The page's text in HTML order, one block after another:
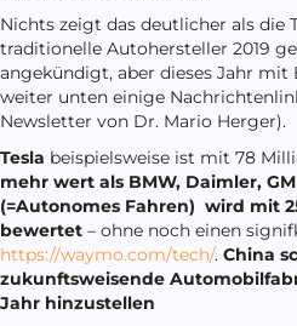
Nichts zeigt das deutlicher als die
traditionelle Autohersteller 2019
angekündigt, aber dieses Jahr mit
weiter unten einige
Newsletter von Dr. Mario Herger).
Tesla beispielsweise ist mit 78
mehr wert als BMW, Daimler,
(=Autonomes Fahren) wird mit
bewertet – ohne noch einen
https://waymo.com/tech/. China
zukunftsweisende
Jahr hinzustellen